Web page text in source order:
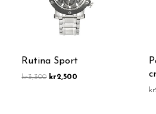
Rutina Sport
kr3,300 kr2,500
kr